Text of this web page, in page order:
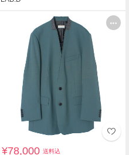
¥78,000送料込